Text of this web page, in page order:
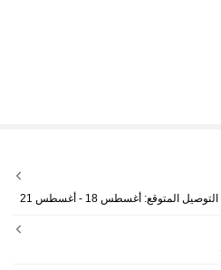
التوصيل المتوقع: أغسطس 18 - أغسطس 21